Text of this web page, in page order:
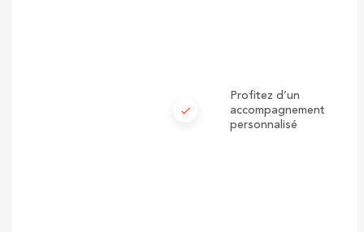
check
Profitez d’un
accompagnement
personnalisé